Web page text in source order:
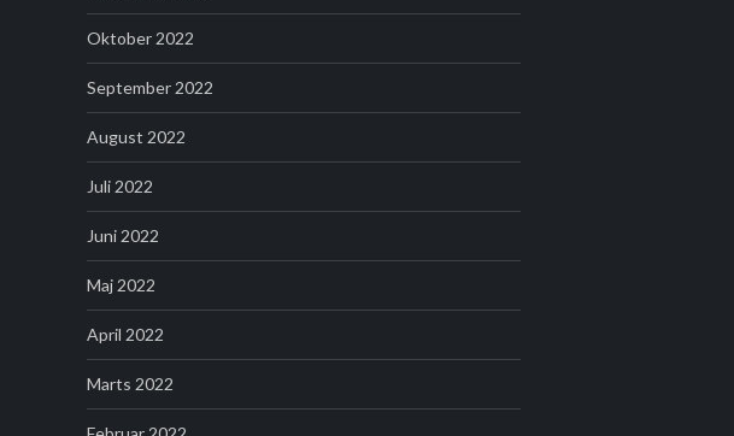
Oktober 2022
September 2022
August 2022
Juli 2022
Juni 2022
Maj 2022
April 2022
Marts 2022